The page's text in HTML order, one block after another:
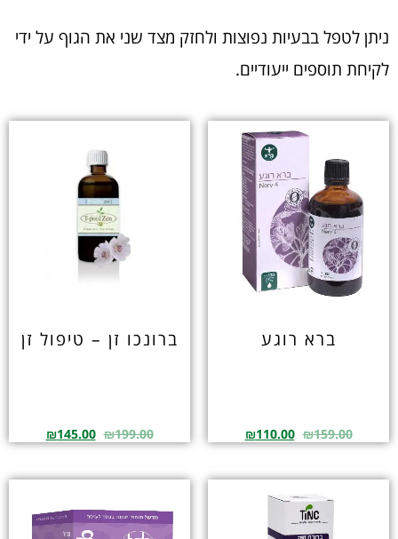
ניתן לטפל בבעיות נפוצות ולחזק מצד שני את הגוף על ידי
לקיחת תוספים ייעודיים.
ברא רוגע
₪159.00
₪110.00
ברונכו זן – טיפול זן
₪199.00
₪145.00